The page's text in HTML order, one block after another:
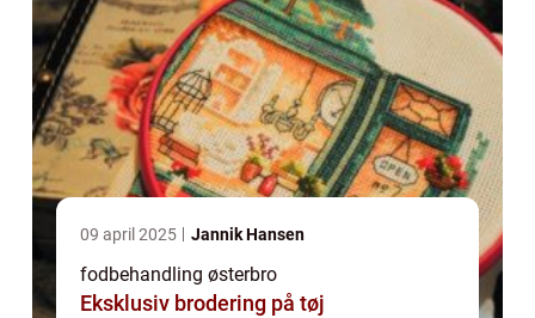
09 april 2025 Jannik Hansen
fodbehandling østerbro
Eksklusiv brodering på tøj